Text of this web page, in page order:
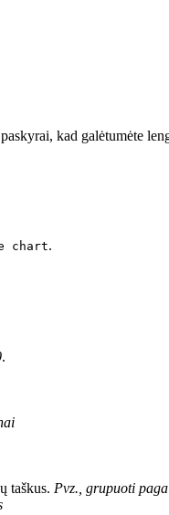
kad galėtumėte
chart.
.
taškus. Pvz., grupuoti